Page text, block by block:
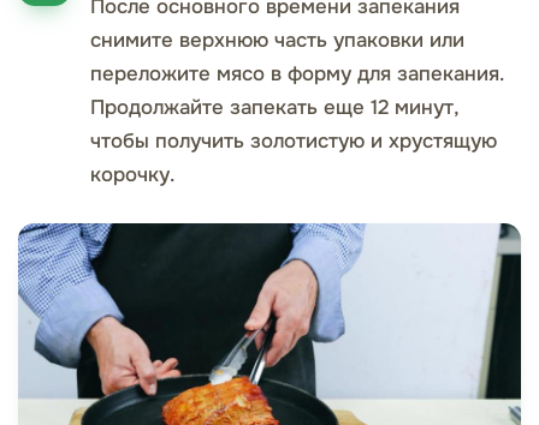
После основного времени запекания
снимите верхнюю часть упаковки или
переложите мясо в форму для запекания.
Продолжайте запекать еще 12 минут,
чтобы получить золотистую и хрустящую
корочку.